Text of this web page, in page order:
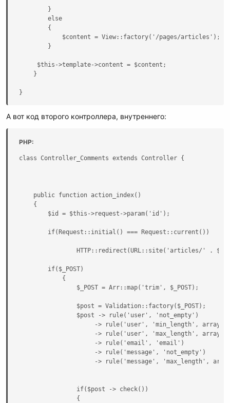
        }
        else
        {
            $content = View::factory('/pages/articles');
        }
     $this->template->content = $content;
    }
}
А вот код второго контроллера, внутреннего:
PHP:
class Controller_Comments extends Controller {
    public function action_index()
    {
        $id = $this->request->param('id');
        if(Request::initial() === Request::current())
HTTP::redirect(URL::site('articles/' .
        if($_POST)
            {
$_POST = Arr::map('trim',
                $post = Validation::factory($_POST);
                $post -> rule('user', 'not_empty')
-> rule('user', 'min_length',
-> rule('user', 'max_length',
                     -> rule('email', 'email')
                     -> rule('message', 'not_empty')
-> rule('message', 'max_length',
                if($post -> check())
                {